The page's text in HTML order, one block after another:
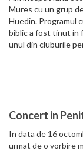
Mures cu un grup
Huedin. Programul
biblic a fost tinut in
unul din cluburile
Concert in
In data de 16
urmat de o vorbire